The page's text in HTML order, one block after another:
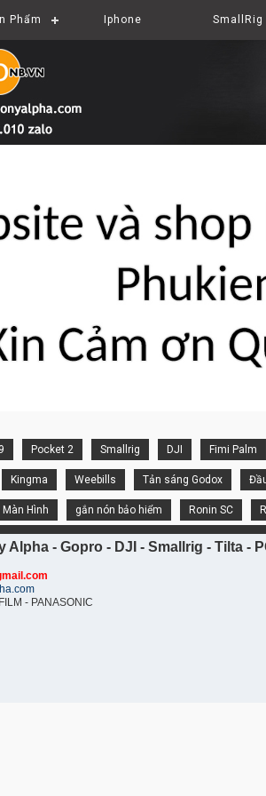
Phẩm Iphone SmallRig
Pocket 2 Smallrig DJI Fimi Palm
Kingma Weebills Tản sáng Godox
Màn Hình gắn nón bảo hiểm Ronin SC
Alpha - Gopro - DJI - Smallrig - Tilta -
- PANASONIC